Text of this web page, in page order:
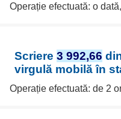
Operație efectuată: o
Scriere 3 992,66
virgulă mobilă în
Operație efectuată: de 2